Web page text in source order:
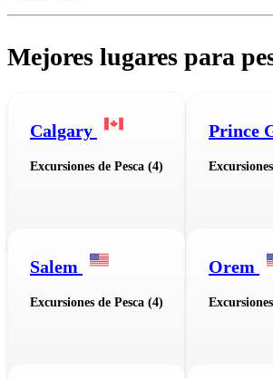
Mejores lugares para
Calgary
Excursiones de Pesca (4)
Prince
Salem
Excursiones de Pesca (4)
Orem